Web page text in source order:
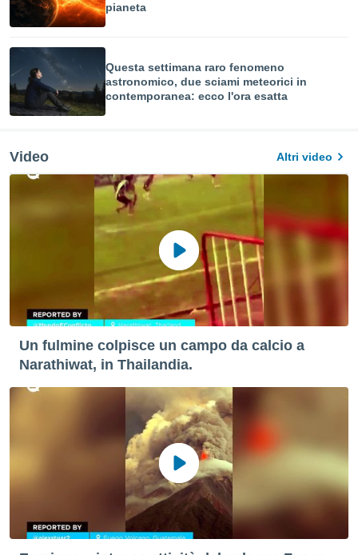
pianeta
Questa settimana raro fenomeno
astronomico, due sciami meteorici in
contemporanea: ecco l'ora esatta
Video Altri video
Un fulmine colpisce un campo da calcio a
Narathiwat, in Thailandia.